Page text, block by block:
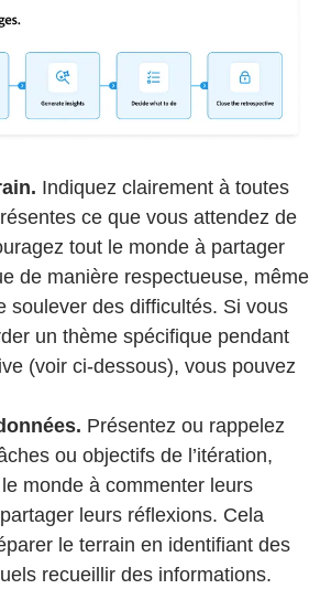
Indiquez clairement à toutes
ce que vous attendez de
tout le monde à partager
de manière respectueuse, même
soulever des difficultés. Si vous
un thème spécifique pendant
(voir ci-dessous), vous pouvez
Présentez ou rappelez
ou objectifs de l’itération,
monde à commenter leurs
leurs réflexions. Cela
le terrain en identifiant des
recueillir des informations.